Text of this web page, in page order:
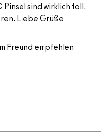
sind wirklich toll.
Liebe Grüße
Freund empfehlen